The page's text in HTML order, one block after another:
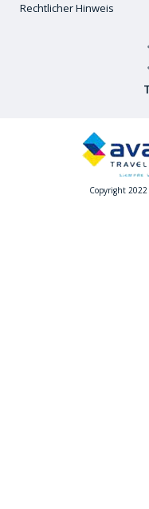
Rechtlicher Hinweis
Copyright 2022